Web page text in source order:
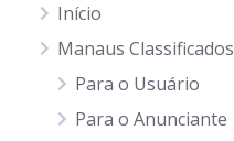
Início
Manaus Classificados
Para o Usuário
Para o Anunciante